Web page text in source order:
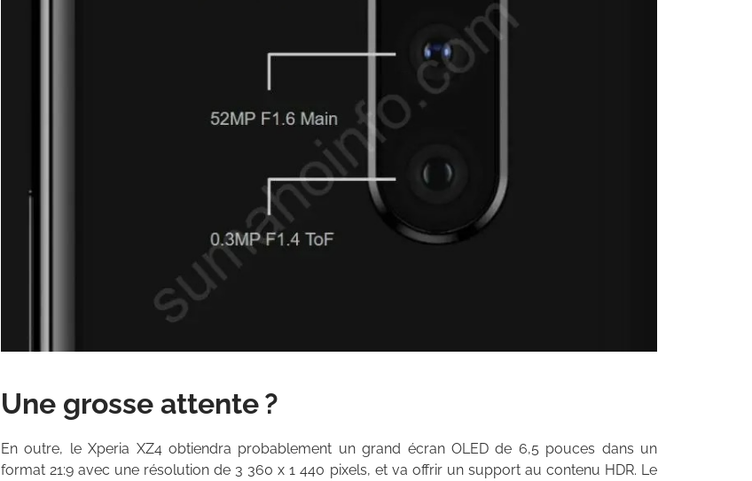
Une grosse attente ?
En outre, le Xperia XZ4 obtiendra probablement un grand écran OLED de 6,5 pouces dans un
format 21:9 avec une résolution de 3 360 x 1 440 pixels, et va offrir un support au contenu HDR. Le